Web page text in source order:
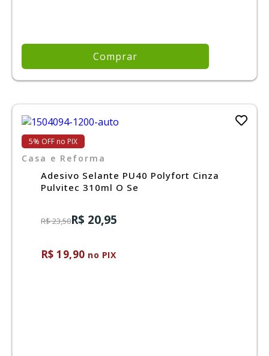
Comprar
5% OFF no PIX
Casa e Reforma
Adesivo Selante PU40 Polyfort Cinza
Pulvitec 310ml O Se
R$ 23,50R$ 20,95
R$ 19,90 no PIX